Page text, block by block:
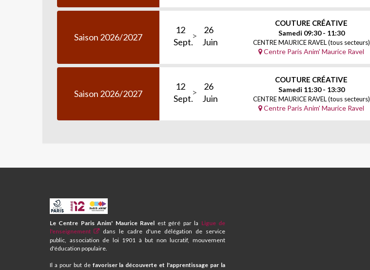
Saison 2026/2027
12
Sept.
26
Juin
COUTURE CRÉATIVE
Samedi 09:30 - 11:30
CENTRE MAURICE RAVEL (tous secteurs)
Centre Paris Anim' Maurice Ravel
Saison 2026/2027
12
Sept.
26
Juin
COUTURE CRÉATIVE
Samedi 11:30 - 13:30
CENTRE MAURICE RAVEL (tous secteurs)
Centre Paris Anim' Maurice Ravel
CPA
ET
CENTRE
SOCIAL
MAURICE
RAVEL
Le Centre Paris Anim' Maurice Ravel est géré par la Ligue de
l'enseignement
dans le cadre d'une délégation de service
public, association de loi 1901 à but non lucratif, mouvement
d'éducation populaire.
Il a pour but de favoriser la découverte et l'apprentissage par la